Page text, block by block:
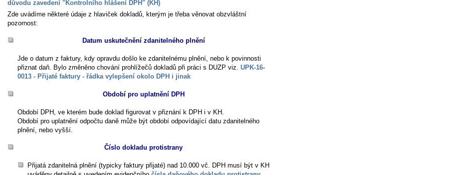
důvodu zavedení "Kontrolního hlášení DPH" (KH)
Zde uvádíme některé údaje z hlaviček dokladů, kterým je třeba věnovat obzvláštní
pozornost:
Datum uskutečnění zdanitelného plnění
Jde o datum z faktury, kdy opravdu došlo ke zdanitelnému plnění, nebo k povinnosti
přiznat daň. Bylo změněno chování prohlížečů dokladů při práci s DUZP viz. UPK-16-
0013 - Přijaté faktury - řádka vylepšení okolo DPH i jinak
Období pro uplatnění DPH
Období DPH, ve kterém bude doklad figurovat v přiznání k DPH i v KH.
Období pro uplatnění odpočtu daně může být období odpovídající datu zdanitelného
plnění, nebo vyšší.
Číslo dokladu protistrany
Přijatá zdanitelná plnění (typicky faktury přijaté) nad 10.000 vč. DPH musí být v KH